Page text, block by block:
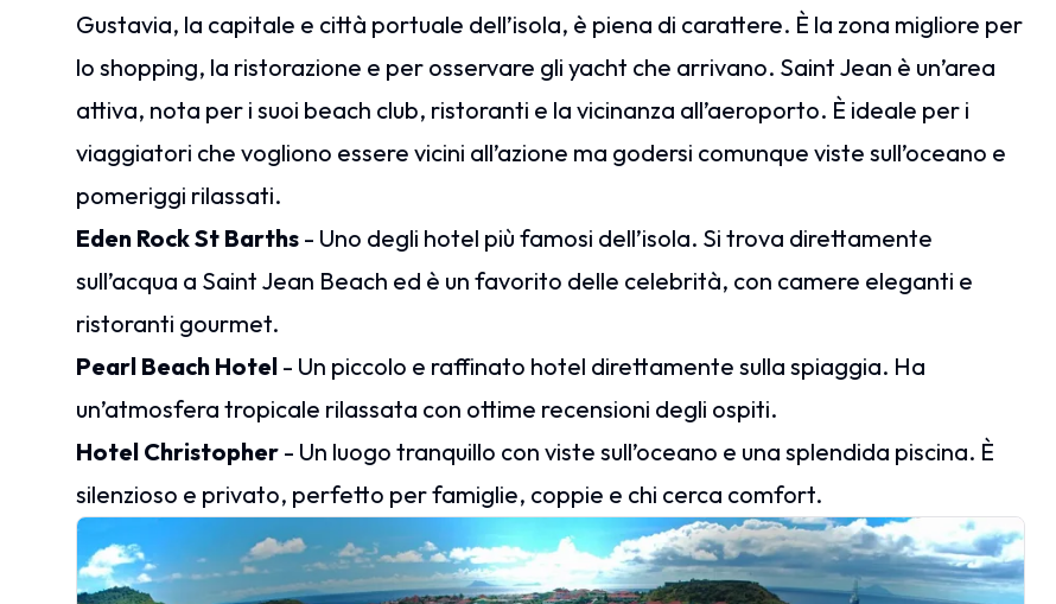
Gustavia, la capitale e città portuale dell’isola, è piena di carattere. È la zona migliore per
lo shopping, la ristorazione e per osservare gli yacht che arrivano. Saint Jean è un’area
attiva, nota per i suoi beach club, ristoranti e la vicinanza all’aeroporto. È ideale per i
viaggiatori che vogliono essere vicini all’azione ma godersi comunque viste sull’oceano e
pomeriggi rilassati.
Eden Rock St Barths - Uno degli hotel più famosi dell’isola. Si trova direttamente
sull’acqua a Saint Jean Beach ed è un favorito delle celebrità, con camere eleganti e
ristoranti gourmet.
Pearl Beach Hotel - Un piccolo e raffinato hotel direttamente sulla spiaggia. Ha
un’atmosfera tropicale rilassata con ottime recensioni degli ospiti.
Hotel Christopher - Un luogo tranquillo con viste sull’oceano e una splendida piscina. È
silenzioso e privato, perfetto per famiglie, coppie e chi cerca comfort.